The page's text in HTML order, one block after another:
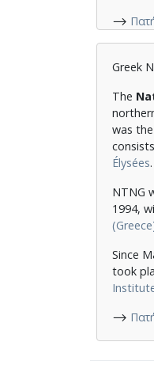
⟶
Greek
The
was
Élysées
NTNG
1994,
Since
took
⟶